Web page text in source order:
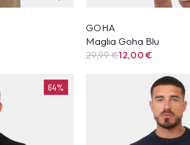
GOHA
Maglia Goha Blu
29,99€12,00€
64%